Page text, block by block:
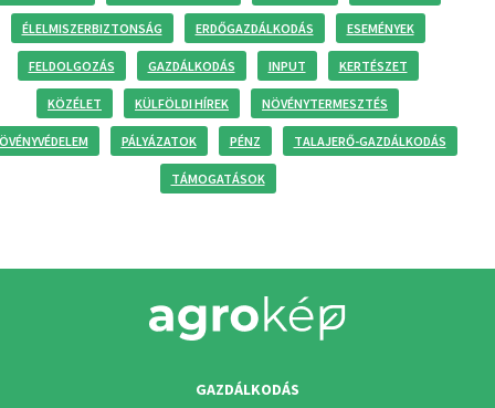
ÉLELMISZERBIZTONSÁG ERDŐGAZDÁLKODÁS ESEMÉNYEK
FELDOLGOZÁS GAZDÁLKODÁS INPUT KERTÉSZET
KÖZÉLET KÜLFÖLDI HÍREK NÖVÉNYTERMESZTÉS
PÁLYÁZATOK PÉNZ TALAJERŐ-GAZDÁLKODÁS
TÁMOGATÁSOK
GAZDÁLKODÁS